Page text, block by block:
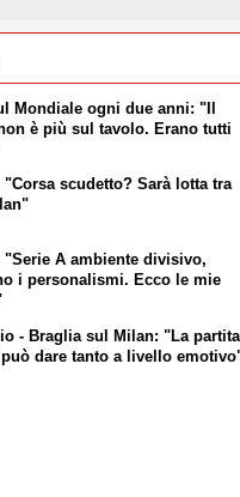
Mondiale ogni due anni: "Il
è più sul tavolo. Erano tutti
"Corsa scudetto? Sarà lotta tra
"Serie A ambiente divisivo,
i personalismi. Ecco le mie
- Braglia sul Milan: "La partita
dare tanto a livello